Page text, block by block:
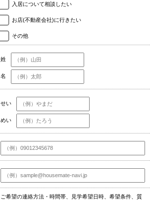
入居について相談したい
お店(不動産会社)に行きたい
その他
姓
名
せい
めい
ご希望の連絡方法・時間帯、見学希望日時、希望条件、質